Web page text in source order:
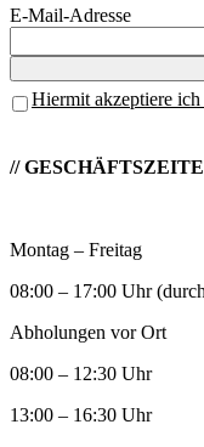
E-Mail-Adresse
Hiermit akzeptiere
//
Montag – Freitag
08:00 – 17:00 Uhr
Abholungen vor Ort
08:00 – 12:30 Uhr
13:00 – 16:30 Uhr